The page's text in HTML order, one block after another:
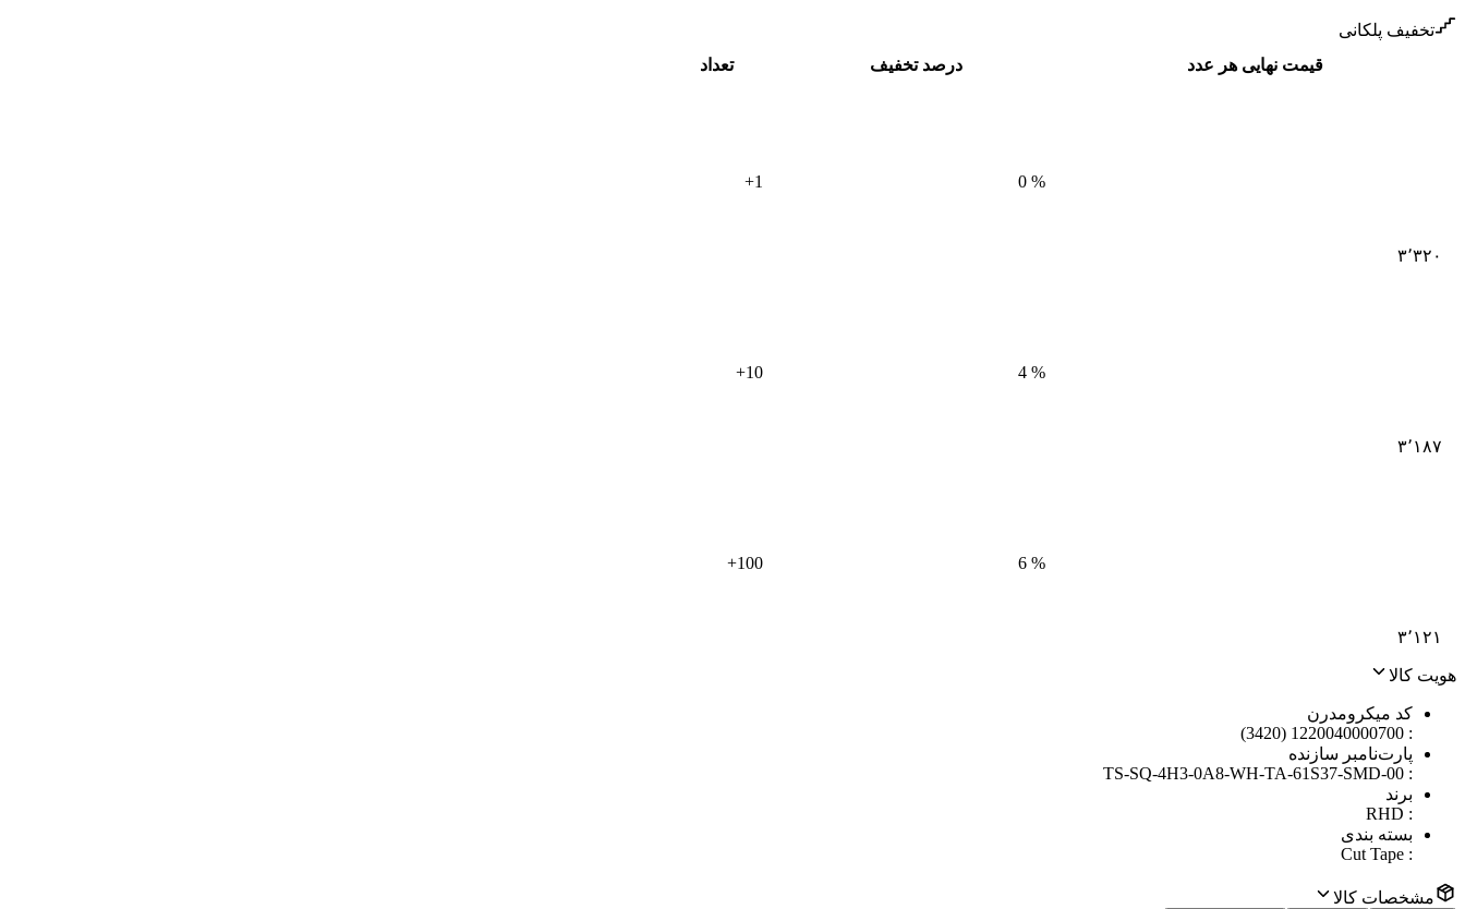
تخفیف پلکانی
قیمت نهایی هر عدد
درصد تخفیف تعداد
۳٬۳۲۰
%
0
1
+
۳٬۱۸۷
%
4
10
+
۳٬۱۲۱
%
6
100
+
هویت کالا
کد میکرومدرن
:
1220040000700 (3420)
پارت‌نامبر سازنده
:
TS-SQ-4H3-0A8-WH-TA-61S37-SMD-00
برند
:
RHD
بسته بندی
:
Cut Tape
مشخصات کالا